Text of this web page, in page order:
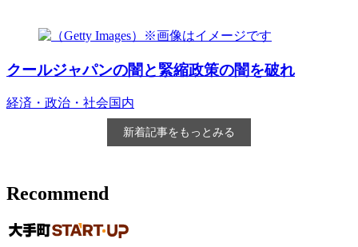
クールジャパンの闇と緊縮政策の闇を破れ
経済・政治・社会国内
新着記事をもっとみる
Recommend